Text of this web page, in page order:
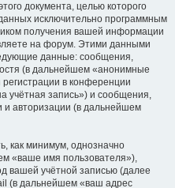
документа, целью которого
исключительно программным
получения вашей информации
на форум. Этими данными
данные: сообщения,
(в дальнейшем «анонимные
в конференции
учётная запись») и сообщения,
и авторизации (в дальнейшем
как минимум, однозначно
«ваше имя пользователя»),
вашей учётной записью (далее
(в дальнейшем «ваш адрес